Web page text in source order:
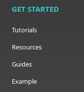
GET STARTED
Tutorials
Resources
Guides
Example